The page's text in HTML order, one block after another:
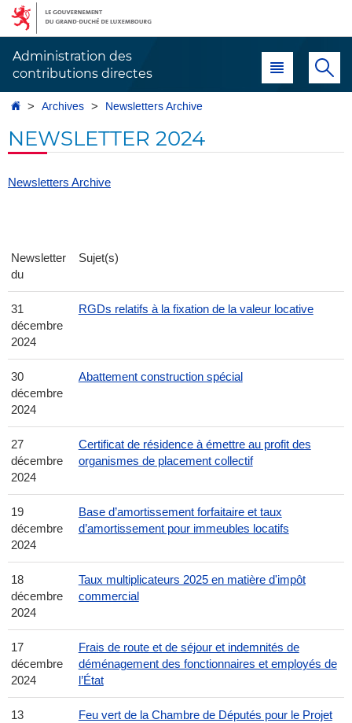
Aller
navigation
Aller
au
Administration des
contributions directes
Menu principal
AccueilArchives Newsletters Archive
NEWSLETTER 2024
Newsletters Archive
Newsletter
du
Sujet(s)
31
décembre
2024
RGDs relatifs à la fixation de la valeur locative
30
décembre
2024
Abattement construction spécial
27
décembre
2024
Certificat de résidence à émettre au profit des
organismes de placement collectif
19
décembre
2024
Base d’amortissement forfaitaire et taux
d’amortissement pour immeubles locatifs
18
décembre
2024
Taux multiplicateurs 2025 en matière d'impôt
commercial
17
décembre
2024
Frais de route et de séjour et indemnités de
déménagement des fonctionnaires et employés de
l’État
13
Feu vert de la Chambre de Députés pour le Projet